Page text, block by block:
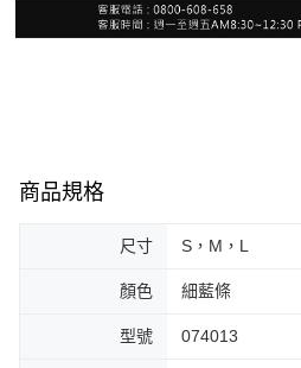
商品規格
尺寸 S，M，L
顏色 細藍條
型號 074013